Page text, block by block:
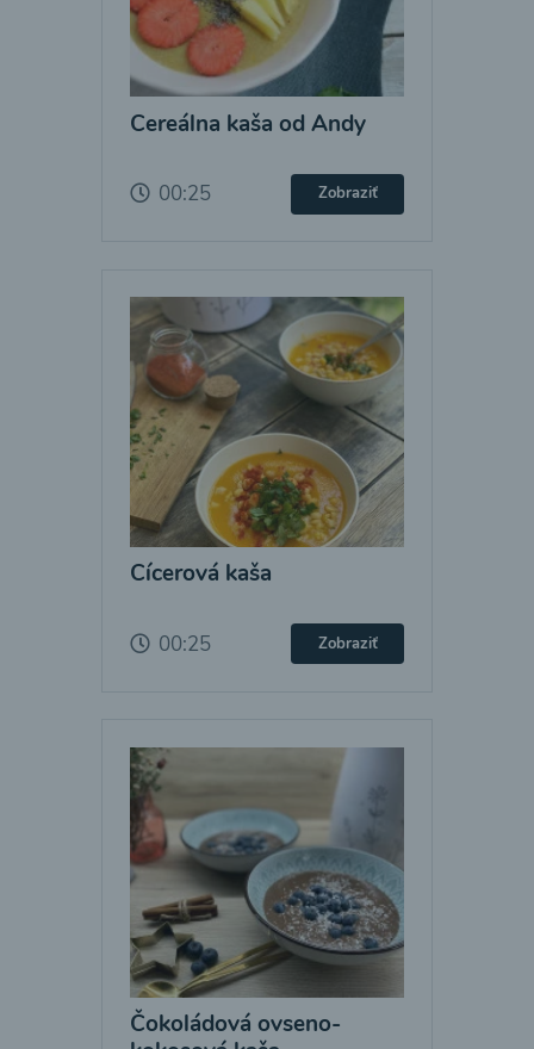
Cereálna kaša od Andy
00:25 Zobraziť
Cícerová kaša
00:25 Zobraziť
Čokoládová ovseno-